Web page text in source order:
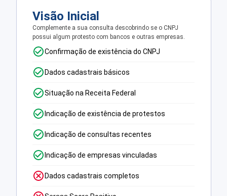
Visão Inicial
Complemente a sua consulta descobrindo se o CNPJ
possui algum protesto com bancos e outras empresas.
Confirmação de existência do CNPJ
Dados cadastrais básicos
Situação na Receita Federal
Indicação de existência de protestos
Indicação de consultas recentes
Indicação de empresas vinculadas
Dados cadastrais completos